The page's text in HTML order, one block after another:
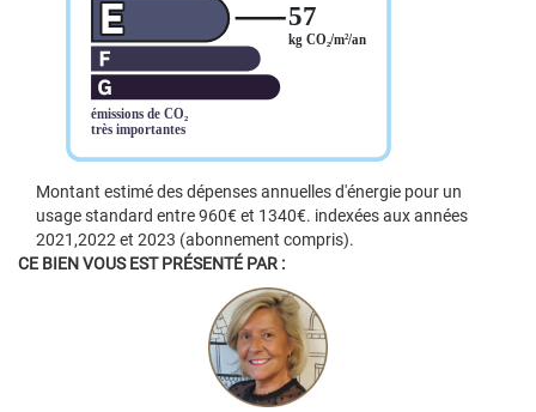
Montant estimé des dépenses annuelles d'énergie pour un
usage standard entre 960€ et 1340€. indexées aux années
2021,2022 et 2023 (abonnement compris).
CE BIEN VOUS EST PRÉSENTÉ PAR :